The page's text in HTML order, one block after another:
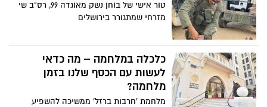
מהשביעי באוקטובר במלחמת חרבות ברזל
טור אישי של בוחן נשק מאוגדה 99, רס"ב שי
מזרחי שמתגורר בירושלים
כלכלה במלחמה – מה כדאי
לעשות עם הכסף שלנו בזמן
מלחמה?
מלחמת 'חרבות ברזל' ממשיכה להשפיע